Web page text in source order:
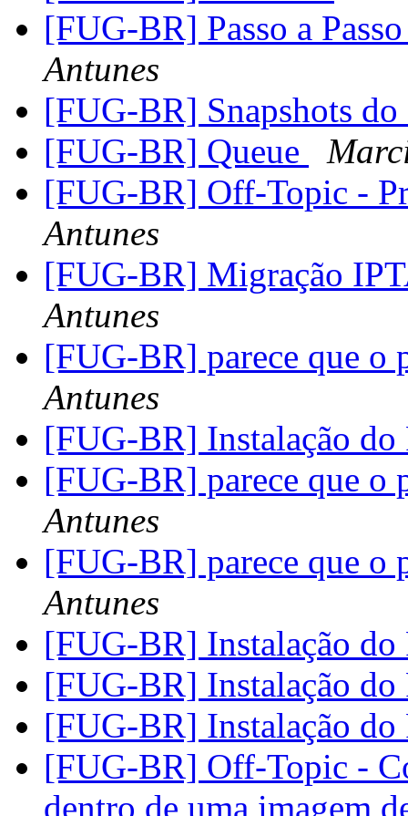
[FUG-BR] Passo a
Antunes
[FUG-BR] Snapshots
[FUG-BR] Queue
[FUG-BR] Off-Topic -
Antunes
[FUG-BR] Migração
Antunes
[FUG-BR] parece que o
Antunes
[FUG-BR] Instalação
[FUG-BR] parece que o
Antunes
[FUG-BR] parece que o
Antunes
[FUG-BR] Instalação
[FUG-BR] Instalação
[FUG-BR] Instalação
[FUG-BR] Off-Topic -
dentro de uma imagem